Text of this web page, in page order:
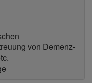
von Demenz-